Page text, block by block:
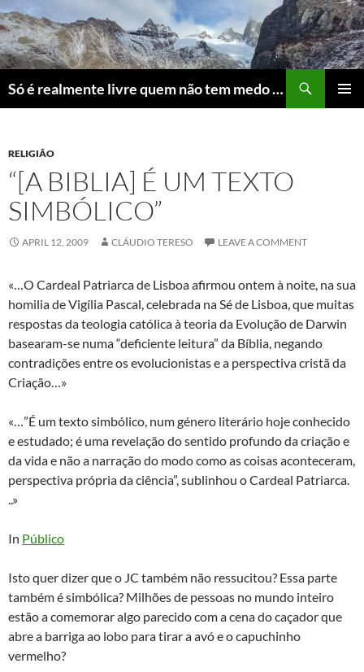
Skip
to
content
Só é realmente livre quem não tem medo do ridículo
RELIGIÃO
“[A BIBLIA] É UM TEXTO
SIMBÓLICO”
APRIL 12, 2009 CLÁUDIO TERESO LEAVE A COMMENT
«…O Cardeal Patriarca de Lisboa afirmou ontem à noite, na sua
homilia de Vigília Pascal, celebrada na Sé de Lisboa, que muitas
respostas da teologia católica à teoria da Evolução de Darwin
basearam-se numa “deficiente leitura” da Bíblia, negando
contradições entre os evolucionistas e a perspectiva cristã da
Criação…»
«…”É um texto simbólico, num género literário hoje conhecido
e estudado; é uma revelação do sentido profundo da criação e
da vida e não a narração do modo como as coisas aconteceram,
perspectiva própria da ciência”, sublinhou o Cardeal Patriarca.
..»
In Público
Isto quer dizer que o JC também não ressucitou? Essa parte
também é simbólica? Milhões de pessoas no mundo inteiro
estão a comemorar algo parecido com a cena do caçador que
abre a barriga ao lobo para tirar a avó e o capuchinho
vermelho?